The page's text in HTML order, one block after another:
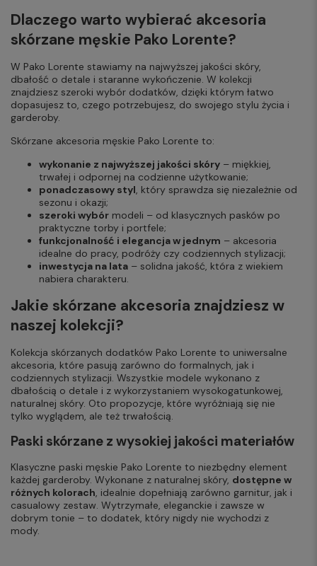
Dlaczego warto wybierać akcesoria
skórzane męskie Pako Lorente?
W Pako Lorente stawiamy na najwyższej jakości skóry,
dbałość o detale i staranne wykończenie. W kolekcji
znajdziesz szeroki wybór dodatków, dzięki którym łatwo
dopasujesz to, czego potrzebujesz, do swojego stylu życia i
garderoby.
Skórzane akcesoria męskie Pako Lorente to:
wykonanie z najwyższej jakości skóry – miękkiej,
trwałej i odpornej na codzienne użytkowanie;
ponadczasowy styl, który sprawdza się niezależnie od
sezonu i okazji;
szeroki wybór modeli – od klasycznych pasków po
praktyczne torby i portfele;
funkcjonalność i elegancja w jednym – akcesoria
idealne do pracy, podróży czy codziennych stylizacji;
inwestycja na lata – solidna jakość, która z wiekiem
nabiera charakteru.
Jakie skórzane akcesoria znajdziesz w
naszej kolekcji?
Kolekcja skórzanych dodatków Pako Lorente to uniwersalne
akcesoria, które pasują zarówno do formalnych, jak i
codziennych stylizacji. Wszystkie modele wykonano z
dbałością o detale i z wykorzystaniem wysokogatunkowej,
naturalnej skóry. Oto propozycje, które wyróżniają się nie
tylko wyglądem, ale też trwałością.
Paski skórzane z wysokiej jakości materiałów
Klasyczne paski męskie Pako Lorente to niezbędny element
każdej garderoby. Wykonane z naturalnej skóry, dostępne w
różnych kolorach, idealnie dopełniają zarówno garnitur, jak i
casualowy zestaw. Wytrzymałe, eleganckie i zawsze w
dobrym tonie – to dodatek, który nigdy nie wychodzi z
mody.